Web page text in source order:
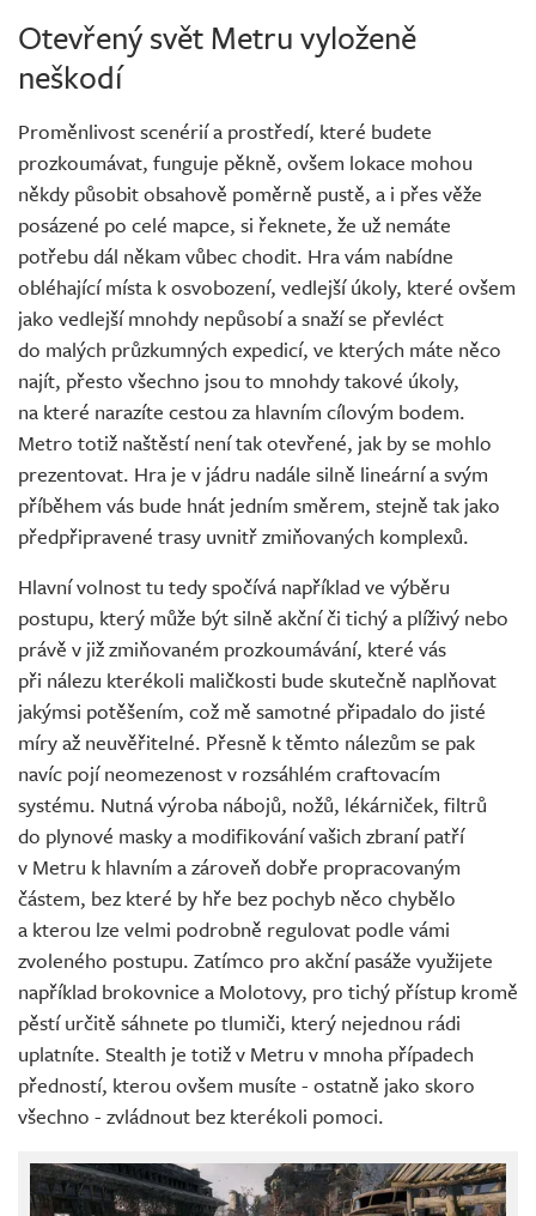
Otevřený svět Metru vyloženě
neškodí
Proměnlivost scenérií a prostředí, které budete
prozkoumávat, funguje pěkně, ovšem lokace mohou
někdy působit obsahově poměrně pustě, a i přes věže
posázené po celé mapce, si řeknete, že už nemáte
potřebu dál někam vůbec chodit. Hra vám nabídne
obléhající místa k osvobození, vedlejší úkoly, které ovšem
jako vedlejší mnohdy nepůsobí a snaží se převléct
do malých průzkumných expedicí, ve kterých máte něco
najít, přesto všechno jsou to mnohdy takové úkoly,
na které narazíte cestou za hlavním cílovým bodem.
Metro totiž naštěstí není tak otevřené, jak by se mohlo
prezentovat. Hra je v jádru nadále silně lineární a svým
příběhem vás bude hnát jedním směrem, stejně tak jako
předpřipravené trasy uvnitř zmiňovaných komplexů.
Hlavní volnost tu tedy spočívá například ve výběru
postupu, který může být silně akční či tichý a plíživý nebo
právě v již zmiňovaném prozkoumávání, které vás
při nálezu kterékoli maličkosti bude skutečně naplňovat
jakýmsi potěšením, což mě samotné připadalo do jisté
míry až neuvěřitelné. Přesně k těmto nálezům se pak
navíc pojí neomezenost v rozsáhlém craftovacím
systému. Nutná výroba nábojů, nožů, lékárniček, filtrů
do plynové masky a modifikování vašich zbraní patří
v Metru k hlavním a zároveň dobře propracovaným
částem, bez které by hře bez pochyb něco chybělo
a kterou lze velmi podrobně regulovat podle vámi
zvoleného postupu. Zatímco pro akční pasáže využijete
například brokovnice a Molotovy, pro tichý přístup kromě
pěstí určitě sáhnete po tlumiči, který nejednou rádi
uplatníte. Stealth je totiž v Metru v mnoha případech
předností, kterou ovšem musíte - ostatně jako skoro
všechno - zvládnout bez kterékoli pomoci.